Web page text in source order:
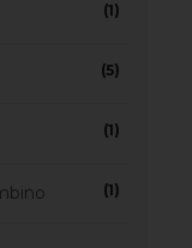
(1)
(5)
(1)
(1)